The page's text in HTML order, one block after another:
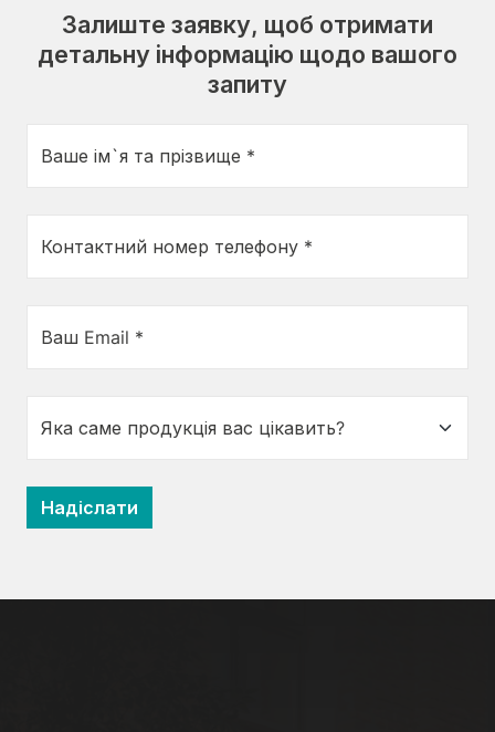
Залиште заявку, щоб отримати
детальну інформацію щодо вашого
запиту
Ваше ім`я та прізвище *
Контактний номер телефону *
Ваш Email *